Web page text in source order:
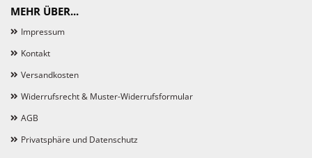
MEHR ÜBER...
Impressum
Kontakt
Versandkosten
Widerrufsrecht & Muster-Widerrufsformular
AGB
Privatsphäre und Datenschutz